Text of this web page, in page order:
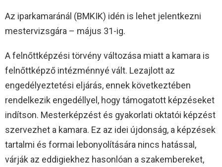
Az iparkamaránál (BMKIK) idén is lehet jelentkezni
mestervizsgára – május 31-ig.
A felnőttképzési törvény változása miatt a kamara is
felnőttképző intézménnyé vált. Lezajlott az
engedélyeztetési eljárás, ennek következtében
rendelkezik engedéllyel, hogy támogatott képzéseket
indítson. Mesterképzést és gyakorlati oktatói képzést
szervezhet a kamara. Ez az idei újdonság, a képzések
tartalmi és formai lebonyolítására nincs hatással,
várják az eddigiekhez hasonlóan a szakembereket,